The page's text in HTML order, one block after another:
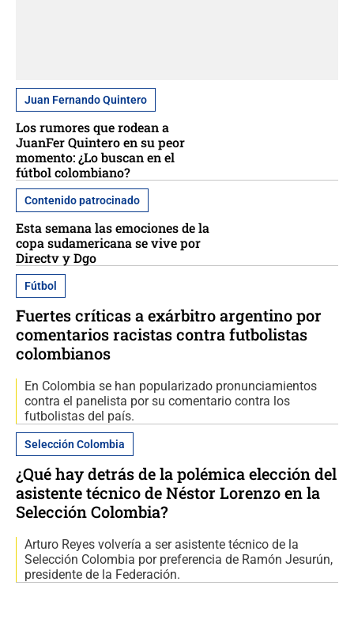
Juan Fernando Quintero
Los rumores que rodean a
JuanFer Quintero en su peor
momento: ¿Lo buscan en el
fútbol colombiano?
Contenido patrocinado
Esta semana las emociones de la
copa sudamericana se vive por
Directv y Dgo
Fútbol
Fuertes críticas a exárbitro argentino por
comentarios racistas contra futbolistas
colombianos
En Colombia se han popularizado pronunciamientos
contra el panelista por su comentario contra los
futbolistas del país.
Selección Colombia
¿Qué hay detrás de la polémica elección del
asistente técnico de Néstor Lorenzo en la
Selección Colombia?
Arturo Reyes volvería a ser asistente técnico de la
Selección Colombia por preferencia de Ramón Jesurún,
presidente de la Federación.